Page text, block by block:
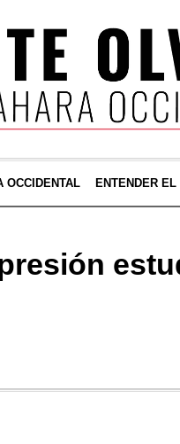
OCCIDENTAL ENTENDER